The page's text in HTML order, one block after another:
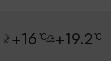
+16°C +19.2°C